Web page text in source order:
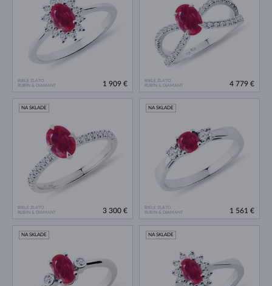
BIELE ZLATO
RUBÍN & DIAMANT
1 909 €
BIELE ZLATO
RUBÍN & DIAMANT
4 779 €
BIELE ZLATO
RUBÍN & DIAMANT
NA SKLADE
3 300 €
BIELE ZLATO
RUBÍN & DIAMANT
NA SKLADE
1 561 €
NA SKLADE NA SKLADE